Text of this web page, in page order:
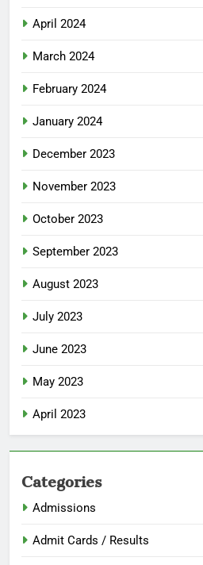
April 2024
March 2024
February 2024
January 2024
December 2023
November 2023
October 2023
September 2023
August 2023
July 2023
June 2023
May 2023
April 2023
Categories
Admissions
Admit Cards / Results